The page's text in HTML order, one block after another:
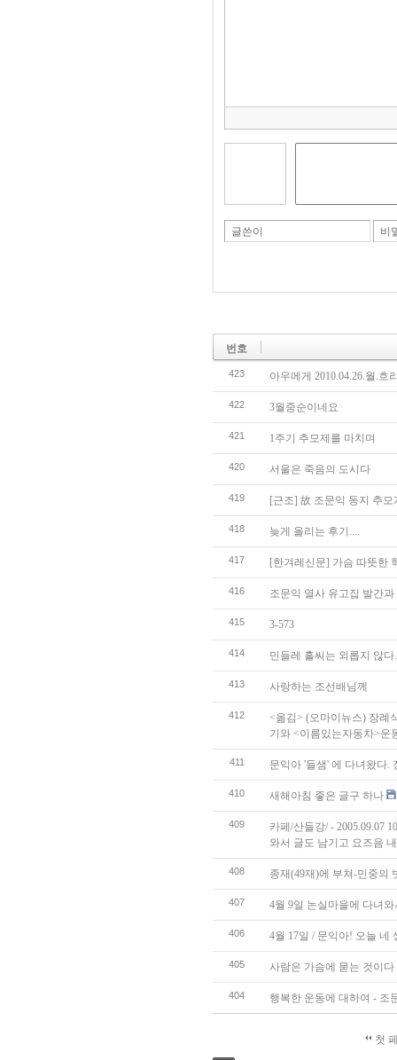
글쓴이 비
번호
423 아우에게 2010.04.26.월.흐
422 3월중순이네요
421 1주기 추모제를 마치며
420 서울은 죽음의 도시다
419 [근조] 故 조문익 동지 추
418 늦게 올리는 후기....
417 [한겨레신문] 가슴 따뜻한
416 조문익 열사 유고집 발간
415 3-573
414 민들레 홀씨는 외롭지 않다.
413 사랑하는 조선배님께
412
<옮김> (오마이뉴스) 장례
기와 <이름있는자동차>운
411 문익아 '들샘' 에 다녀왔다.
410 새해아침 좋은 글구 하나
409
카페/산들강/ - 2005.09.07
와서 글도 남기고 요즈음
408 종재(49재)에 부쳐-민중의
407 4월 9일 논실마을에 다녀와
406 4월 17일 / 문익아! 오늘 네
405 사람은 가슴에 묻는 것이다
404 행복한 운동에 대하여 - 조
첫